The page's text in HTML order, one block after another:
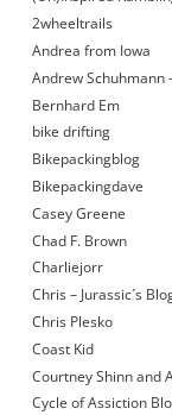
2wheeltrails
Andrea from Iowa
Andrew Schuhmann
Bernhard Em
bike drifting
Bikepackingblog
Bikepackingdave
Casey Greene
Chad F. Brown
Charliejorr
Chris – Jurassic´s
Chris Plesko
Coast Kid
Courtney Shinn and
Cycle of Assiction